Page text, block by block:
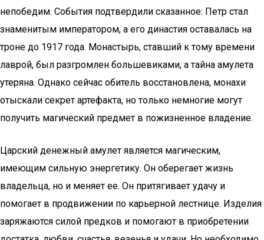
непобедим. События подтвердили сказанное: Петр стал
знаменитым императором, а его династия оставалась на
троне до 1917 года. Монастырь, ставший к тому времени
лаврой, был разгромлен большевиками, а тайна амулета
утеряна. Однако сейчас обитель восстановлена, монахи
отыскали секрет артефакта, но только немногие могут
получить магический предмет в пожизненное владение.
Царский денежный амулет является магическим,
имеющим сильную энергетику. Он оберегает жизнь
владельца, но и меняет ее. Он притягивает удачу и
помогает в продвижении по карьерной лестнице. Изделия
заряжаются силой предков и помогают в приобретении